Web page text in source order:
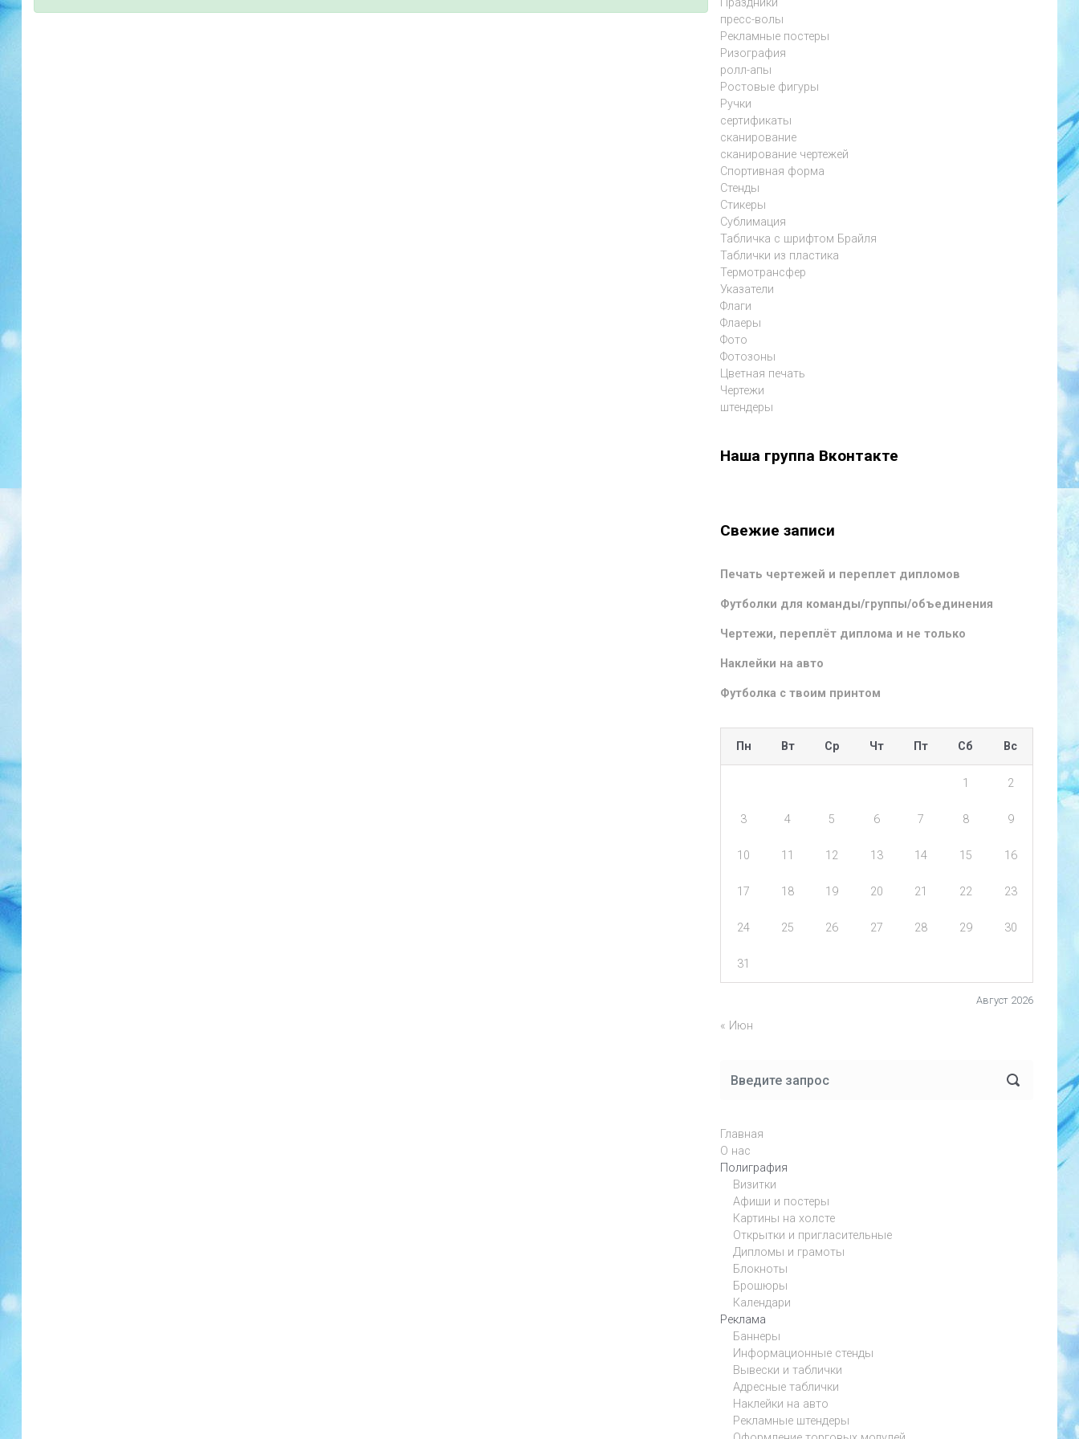
Праздники
пресс-волы
Рекламные постеры
Ризография
ролл-апы
Ростовые фигуры
Ручки
сертификаты
сканирование
сканирование чертежей
Спортивная форма
Стенды
Стикеры
Сублимация
Табличка с шрифтом Брайля
Таблички из пластика
Термотрансфер
Указатели
Флаги
Флаеры
Фото
Фотозоны
Цветная печать
Чертежи
штендеры
Наша группа Вконтакте
Свежие записи
Печать чертежей и переплет дипломов
Футболки для команды/группы/объединения
Чертежи, переплёт диплома и не только
Наклейки на авто
Футболка с твоим принтом
Август 2026
Пн Вт Ср Чт Пт Сб Вс
1 2
3 4 5 6 7 8 9
10 11 12 13 14 15 16
17 18 19 20 21 22 23
24 25 26 27 28 29 30
31
« Июн
Главная
О нас
Полиграфия
Визитки
Афиши и постеры
Картины на холсте
Открытки и пригласительные
Дипломы и грамоты
Блокноты
Брошюры
Календари
Реклама
Баннеры
Информационные стенды
Вывески и таблички
Адресные таблички
Наклейки на авто
Рекламные штендеры